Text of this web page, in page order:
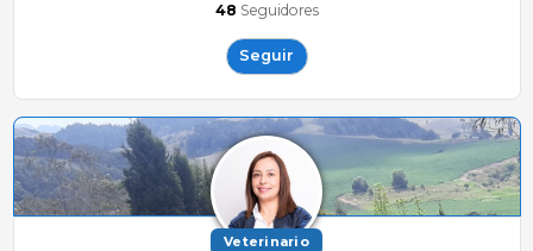
48 Seguidores
Seguir
Veterinario